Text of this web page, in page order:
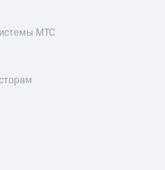
МТС